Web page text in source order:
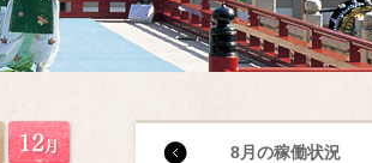
8月の稼働状況